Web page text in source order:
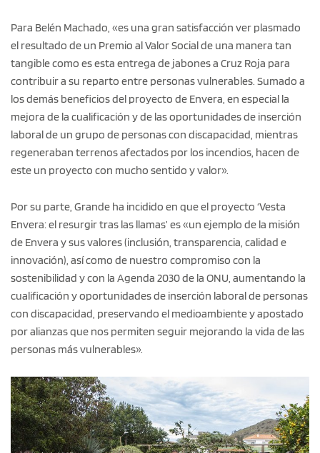
Para Belén Machado, «es una gran satisfacción ver plasmado
el resultado de un Premio al Valor Social de una manera tan
tangible como es esta entrega de jabones a Cruz Roja para
contribuir a su reparto entre personas vulnerables. Sumado a
los demás beneficios del proyecto de Envera, en especial la
mejora de la cualificación y de las oportunidades de inserción
laboral de un grupo de personas con discapacidad, mientras
regeneraban terrenos afectados por los incendios, hacen de
este un proyecto con mucho sentido y valor».
Por su parte, Grande ha incidido en que el proyecto ‘Vesta
Envera: el resurgir tras las llamas’ es «un ejemplo de la misión
de Envera y sus valores (inclusión, transparencia, calidad e
innovación), así como de nuestro compromiso con la
sostenibilidad y con la Agenda 2030 de la ONU, aumentando la
cualificación y oportunidades de inserción laboral de personas
con discapacidad, preservando el medioambiente y apostado
por alianzas que nos permiten seguir mejorando la vida de las
personas más vulnerables».